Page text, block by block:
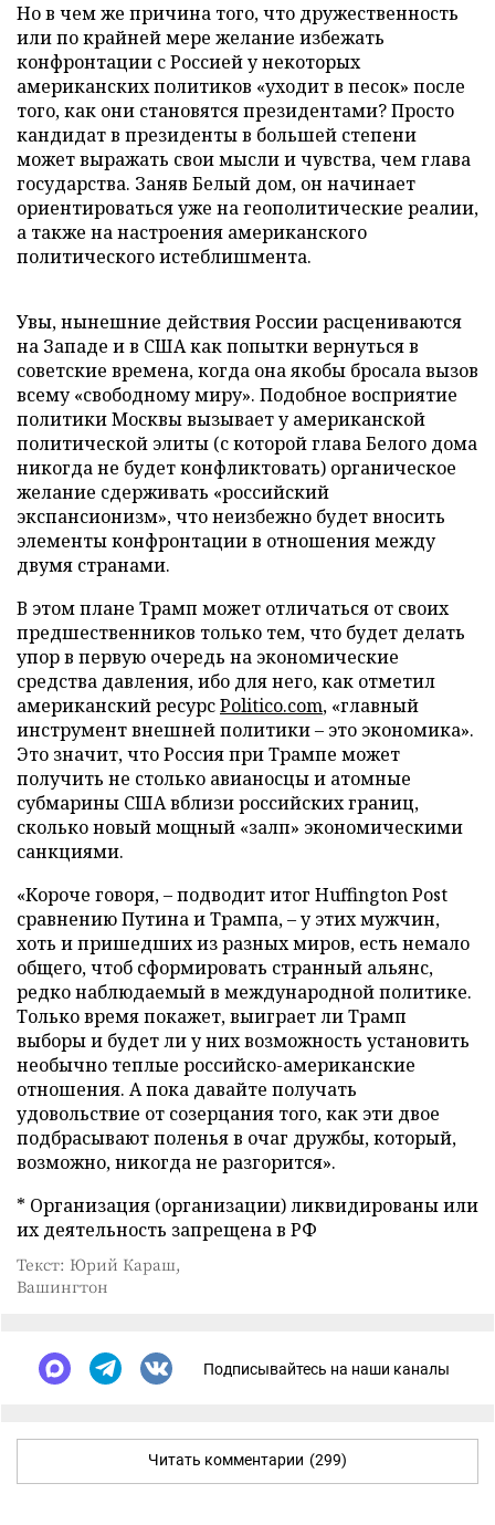
Но в чем же причина того, что дружественность
или по крайней мере желание избежать
конфронтации с Россией у некоторых
американских политиков «уходит в песок» после
того, как они становятся президентами? Просто
кандидат в президенты в большей степени
может выражать свои мысли и чувства, чем глава
государства. Заняв Белый дом, он начинает
ориентироваться уже на геополитические реалии,
а также на настроения американского
политического истеблишмента.
Увы, нынешние действия России расцениваются
на Западе и в США как попытки вернуться в
советские времена, когда она якобы бросала вызов
всему «свободному миру». Подобное восприятие
политики Москвы вызывает у американской
политической элиты (с которой глава Белого дома
никогда не будет конфликтовать) органическое
желание сдерживать «российский
экспансионизм», что неизбежно будет вносить
элементы конфронтации в отношения между
двумя странами.
В этом плане Трамп может отличаться от своих
предшественников только тем, что будет делать
упор в первую очередь на экономические
средства давления, ибо для него, как отметил
американский ресурсPolitico.com, «главный
инструмент внешней политики – это экономика».
Это значит, что Россия при Трампе может
получить не столько авианосцы и атомные
субмарины США вблизи российских границ,
сколько новый мощный «залп» экономическими
санкциями.
«Короче говоря, – подводит итог Huffington Post
сравнению Путина и Трампа, – у этих мужчин,
хоть и пришедших из разных миров, есть немало
общего, чтоб сформировать странный альянс,
редко наблюдаемый в международной политике.
Только время покажет, выиграет ли Трамп
выборы и будет ли у них возможность установить
необычно теплые российско-американские
отношения. А пока давайте получать
удовольствие от созерцания того, как эти двое
подбрасывают поленья в очаг дружбы, который,
возможно, никогда не разгорится».
* Организация (организации) ликвидированы или
их деятельность запрещена в РФ
Текст: Юрий Караш,
Вашингтон
Подписывайтесь на наши каналы
Читать комментарии (299)